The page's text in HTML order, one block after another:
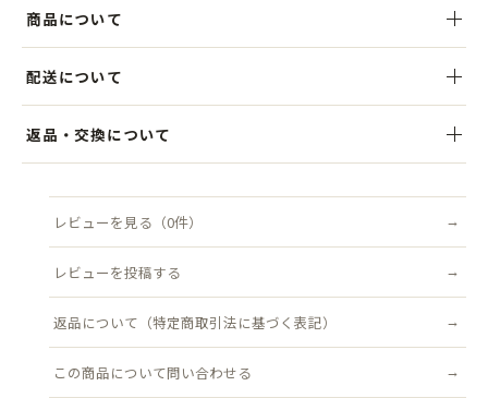
商品について
撥水加工を施したナイロン素材で、軽やかさと機能性を両立。
きり。
あご紐はトレンド感のある垂らしスタイルでも、風対策としてしっか
深すぎず、絶妙なフィット感で季節を問わず活躍。
晴れた日のアウトドアやレジャーはもちろん、急な雨の日や自転車移
動にもぴったりです。
配送について
目安に発送いたします。クリックポスト（追跡可能・ポスト投函）対
配送について詳しく見る →
返品・交換について
します（返品送料は当店負担）。
返品について詳しく見る →
レビューを見る（0件）
レビューを投稿する
返品について（特定商取引法に基づく表記）
この商品について問い合わせる